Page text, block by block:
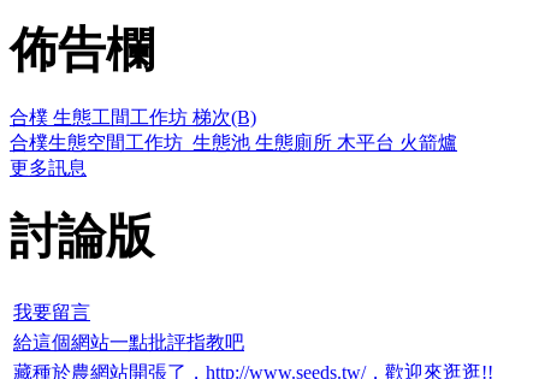
佈告欄
合樸 生態工間工作坊 梯次(B)
合樸生態空間工作坊_生態池 生態廁所 木平台 火箭爐
更多訊息
討論版
我要留言
給這個網站一點批評指教吧
藏種於農網站開張了，http://www.seeds.tw/，歡迎來逛逛!!